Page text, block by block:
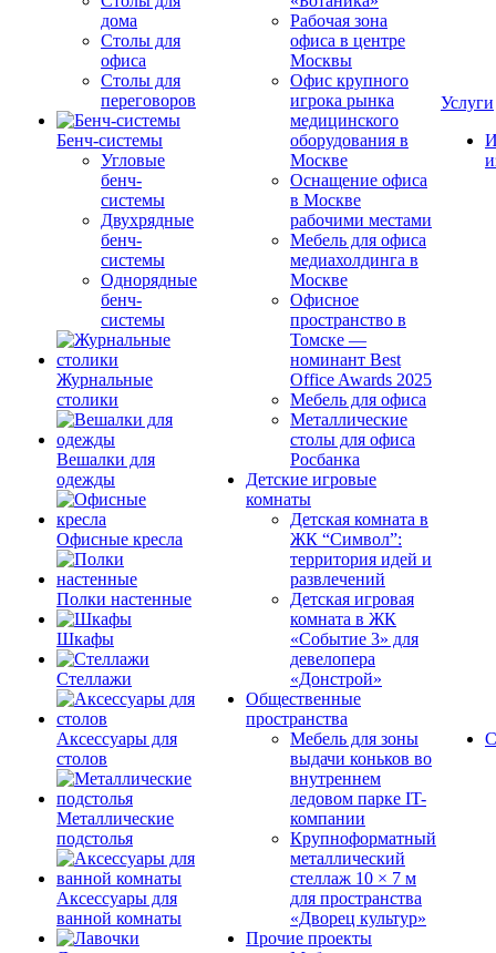
дома
Столы для
офиса
Столы для
переговоров
Бенч-системы
Угловые
бенч-
системы
Двухрядные
бенч-
системы
Однорядные
бенч-
системы
Журнальные
столики
Вешалки для
одежды
Офисные кресла
Полки настенные
Шкафы
Стеллажи
Аксессуары для
столов
Металлические
подстолья
Аксессуары для
ванной комнаты
Рабочая зона
офиса в центре
Москвы
Офис крупного
игрока рынка
медицинского
оборудования в
Москве
Оснащение офиса
в Москве
рабочими местами
Мебель для офиса
медиахолдинга в
Москве
Офисное
пространство в
Томске —
номинант Best
Office Awards 2025
Мебель для офиса
Металлические
столы для офиса
Росбанка
Детские игровые
комнаты
Детская комната в
ЖК “Символ”:
территория идей и
развлечений
Детская игровая
комната в ЖК
«Событие 3» для
девелопера
«Донстрой»
Общественные
пространства
Мебель для зоны
выдачи коньков во
внутреннем
ледовом парке IT-
компании
Крупноформатный
металлический
стеллаж 10 × 7 м
для пространства
«Дворец культур»
Прочие проекты
Услуги